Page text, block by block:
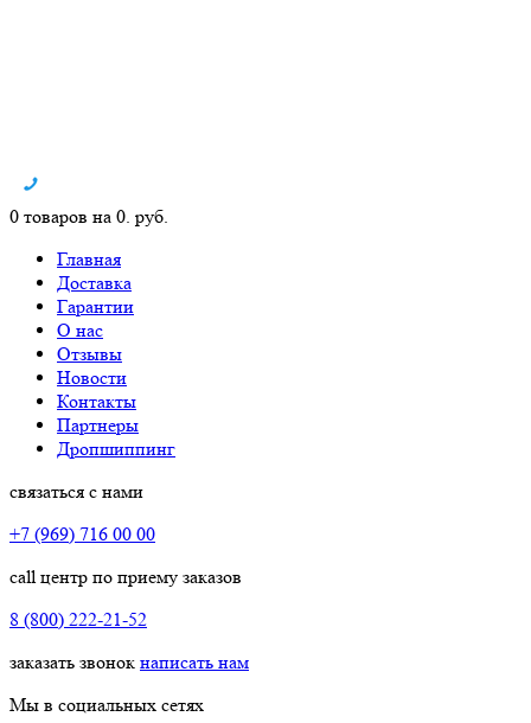
0 товаров на 0. руб.
Главная
Доставка
Гарантии
О нас
Отзывы
Новости
Контакты
Партнеры
Дропшиппинг
связаться с нами
+7 (969) 716 00 00
call центр по приему заказов
8 (800) 222-21-52
заказать звонок написать нам
Мы в социальных сетях